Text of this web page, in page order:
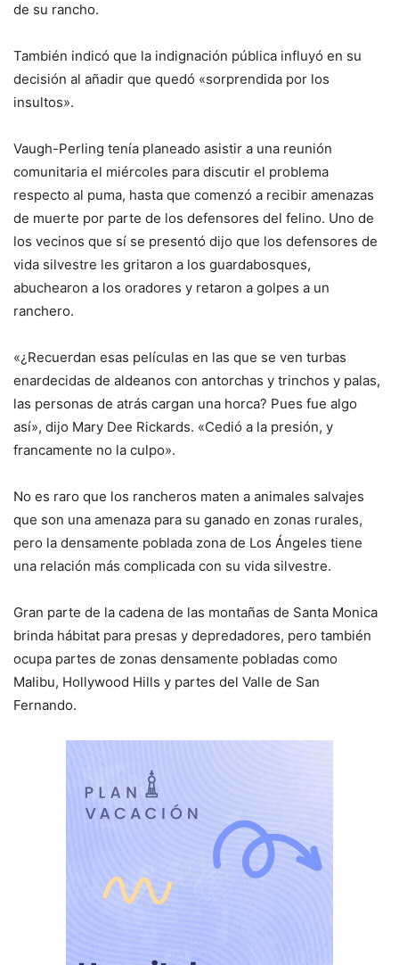
de su rancho.
También indicó que la indignación pública influyó en su
decisión al añadir que quedó «sorprendida por los
insultos».
Vaugh-Perling tenía planeado asistir a una reunión
comunitaria el miércoles para discutir el problema
respecto al puma, hasta que comenzó a recibir amenazas
de muerte por parte de los defensores del felino. Uno de
los vecinos que sí se presentó dijo que los defensores de
vida silvestre les gritaron a los guardabosques,
abuchearon a los oradores y retaron a golpes a un
ranchero.
«¿Recuerdan esas películas en las que se ven turbas
enardecidas de aldeanos con antorchas y trinchos y palas,
las personas de atrás cargan una horca? Pues fue algo
así», dijo Mary Dee Rickards. «Cedió a la presión, y
francamente no la culpo».
No es raro que los rancheros maten a animales salvajes
que son una amenaza para su ganado en zonas rurales,
pero la densamente poblada zona de Los Ángeles tiene
una relación más complicada con su vida silvestre.
Gran parte de la cadena de las montañas de Santa Monica
brinda hábitat para presas y depredadores, pero también
ocupa partes de zonas densamente pobladas como
Malibu, Hollywood Hills y partes del Valle de San
Fernando.